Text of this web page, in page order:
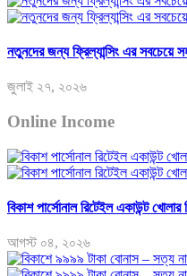
নতুনদের জন্য ফ্রিল্যান্সিং এর সবচেয়ে
জুলাই ২৭, ২০২৬
Online Income
বিকাশ পার্সোনাল রিটেইল একাউন্ট খোলার
আগস্ট ০৪, ২০২৬